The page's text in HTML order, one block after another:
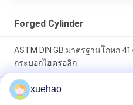
Forged Cylinder
ASTM DIN GB มาตรฐานโกหก
กระบอกไฮดรอลิก
ASTM Shape Open Die Forged
เครื่องโกงกระบอกกระบอก
xuehao